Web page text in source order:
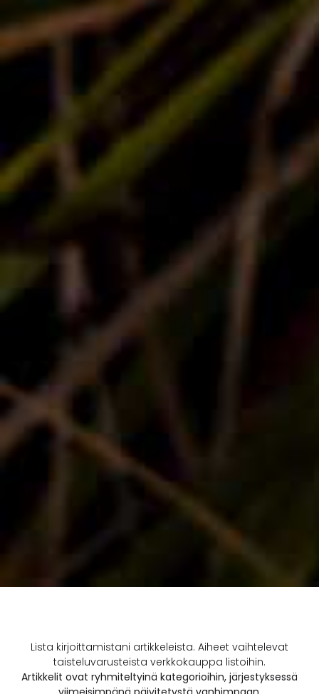
Lista kirjoittamistani artikkeleista. Aiheet vaihtelevat
taisteluvarusteista verkkokauppa listoihin.
Artikkelit ovat ryhmiteltyinä kategorioihin, järjestyksessä